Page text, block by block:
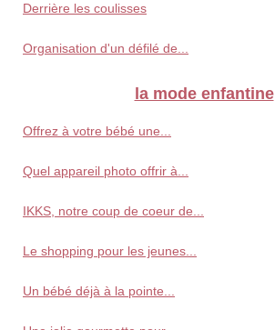
Derrière les coulisses
Organisation d'un défilé de...
la mode enfantine
Offrez à votre bébé une...
Quel appareil photo offrir à...
IKKS, notre coup de coeur de...
Le shopping pour les jeunes...
Un bébé déjà à la pointe...